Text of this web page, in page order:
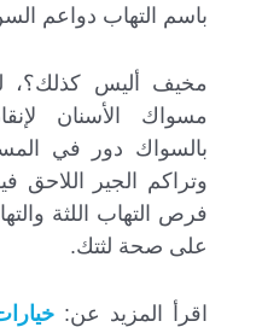
باسم التهاب دواعم
مخيف أليس كذلك؟،
مسواك الأسنان
بالسواك دور في
وتراكم الجير
فرص التهاب اللثة
على صحة لثتك.
اقرأ المزيد عن: